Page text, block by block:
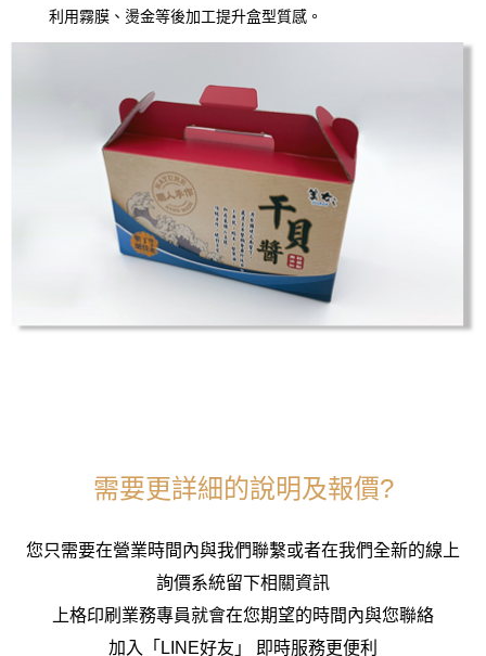
利用霧膜、燙金等後加工提升盒型質感。
需要更詳細的說明及報價?
您只需要在營業時間內與我們聯繫或者在我們全新的線上
詢價系統留下相關資訊
上格印刷業務專員就會在您期望的時間內與您聯絡
加入「LINE好友」 即時服務更便利